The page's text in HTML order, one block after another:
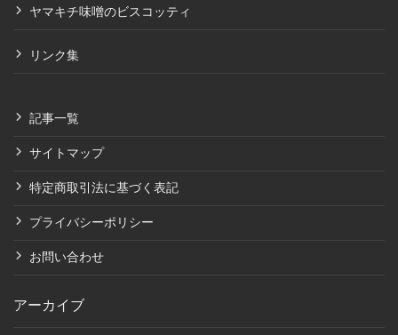
ヤマキチ味噌のビスコッティ
リンク集
記事一覧
サイトマップ
特定商取引法に基づく表記
プライバシーポリシー
お問い合わせ
アーカイブ